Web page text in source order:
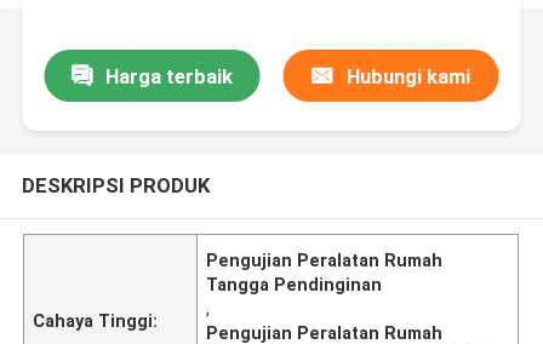
Harga terbaik Hubungi kami
DESKRIPSI PRODUK
Cahaya Tinggi:
Pengujian Peralatan Rumah
Tangga Pendinginan
,
Pengujian Peralatan Rumah